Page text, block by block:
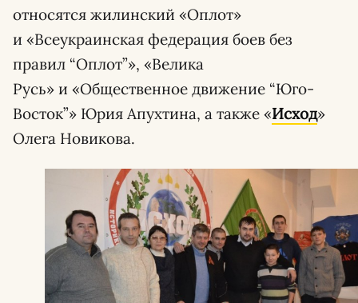
относятся жилинский «Оплот»
и «Всеукраинская федерация боев без
правил “Оплот”», «Велика
Русь» и «Общественное движение “Юго-
Восток”» Юрия Апухтина, а также «Исход»
Олега Новикова.